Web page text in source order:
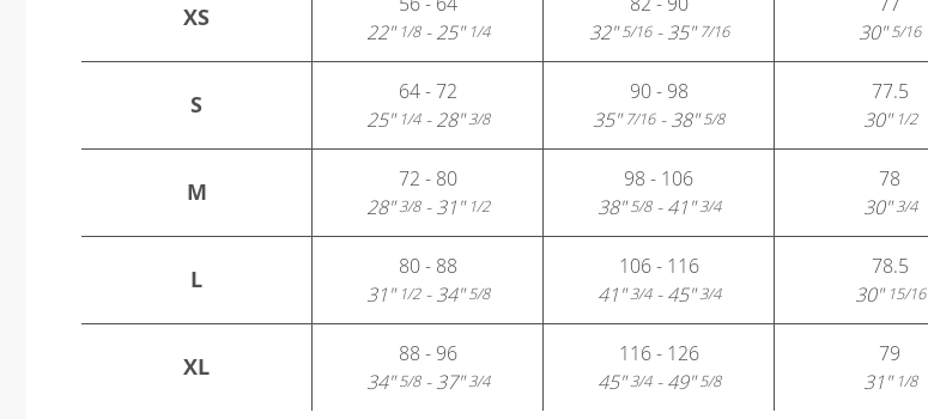
XS
22"1/8- 25"1/4
32"5/16- 35"7/16
30"5/16
S
64 - 72
25"1/4- 28"3/8
90 - 98
35"7/16- 38"5/8
77.5
30"1/2
M
72 - 80
28"3/8- 31"1/2
98 - 106
38"5/8- 41"3/4
78
30"3/4
L
80 - 88
31"1/2- 34"5/8
106 - 116
41"3/4- 45"3/4
78.5
30"15/16
XL
88 - 96
34"5/8- 37"3/4
116 - 126
45"3/4- 49"5/8
79
31"1/8